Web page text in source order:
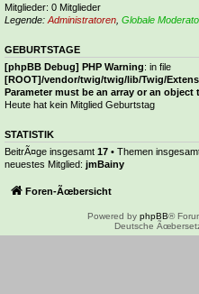
Mitglieder: 0 Mitglieder
Legende: Administratoren Globale
GEBURTSTAGE
[phpBB Debug] PHP Warning: in file
[ROOT]/vendor/twig/twig/lib/Twig/
Parameter must be an array or an
Heute hat kein Mitglied Geburtstag
STATISTIK
BeitrÃ¤ge insgesamt 17 • Themen
neuestes Mitglied: jmBainy
Foren-Ãœbersicht
Powered by phpBB®
Deutsche